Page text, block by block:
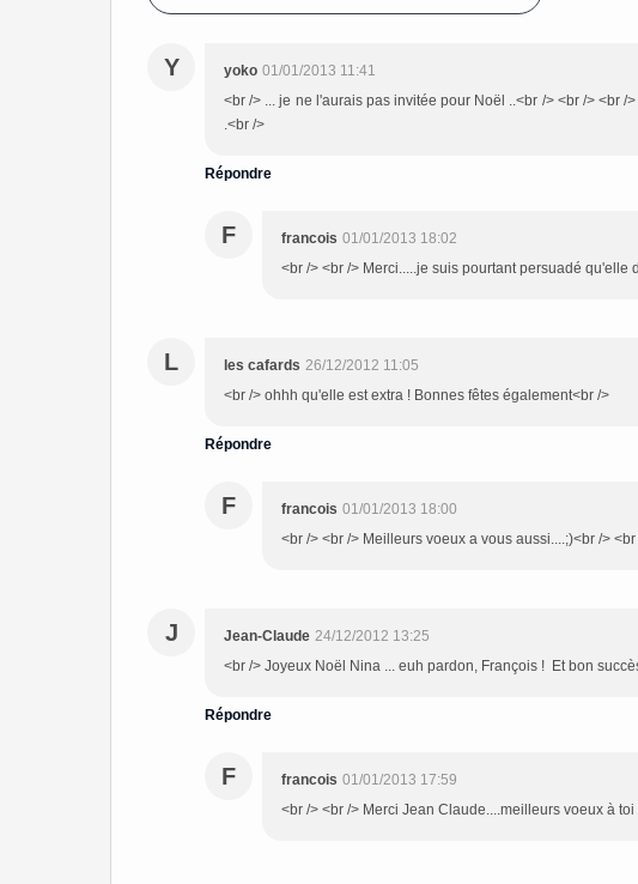
Y yoko 01/01/2013 11:41
<br /> ... je ne l'aurais pas invitée pour Noël ..<br /> <br /> <br
.<br />
Répondre
F francois 01/01/2013 18:02
<br /> <br /> Merci.....je suis pourtant persuadé
L les cafards 26/12/2012 11:05
<br /> ohhh qu'elle est extra ! Bonnes fêtes également<br />
Répondre
F francois 01/01/2013 18:00
<br /> <br /> Meilleurs voeux a vous aussi....;)<br />
J Jean-Claude 24/12/2012 13:25
<br /> Joyeux Noël Nina ... euh pardon, François ! Et bon
Répondre
F francois 01/01/2013 17:59
<br /> <br /> Merci Jean Claude....meilleurs voeux à toi